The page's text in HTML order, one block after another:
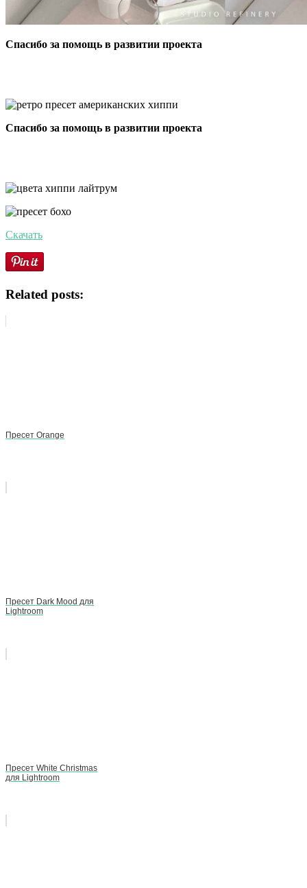
Спасибо за помощь в развитии проекта
Спасибо за помощь в развитии проекта
Скачать
Related posts:
Пресет Orange
Пресет Dark Mood для
Lightroom
Пресет White Christmas
для Lightroom